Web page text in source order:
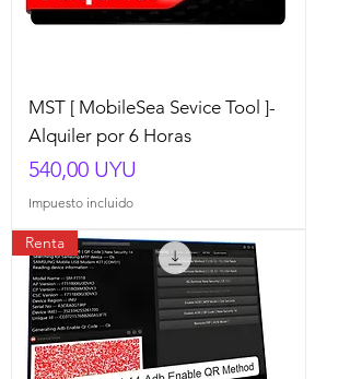
MST [ MobileSea Sevice Tool ]-
Alquiler por 6 Horas
Precio
540,00 UYU
Impuesto incluido
Renta